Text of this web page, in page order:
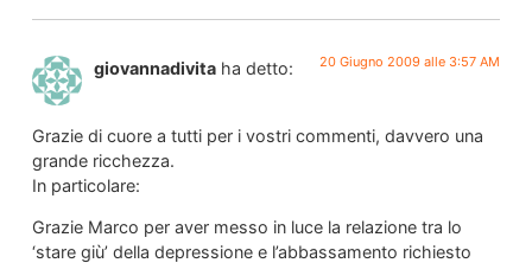
giovannadivita ha detto: 20 Giugno 2009 alle 3:57 AM
Grazie di cuore a tutti per i vostri commenti, davvero una
grande ricchezza.
In particolare:
Grazie Marco per aver messo in luce la relazione tra lo
‘stare giù’ della depressione e l’abbassamento richiesto